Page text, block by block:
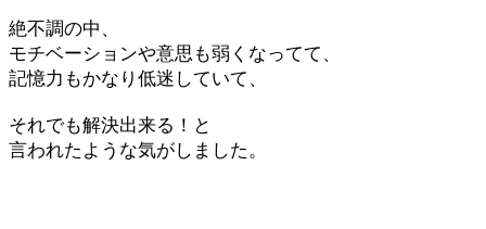
絶不調の中、
モチベーションや意思も弱くなってて、
記憶力もかなり低迷していて、
それでも解決出来る！と
言われたような気がしました。